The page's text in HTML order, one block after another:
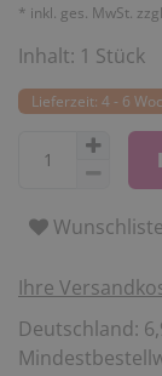
* inkl. ges. MwSt.
Inhalt: 1 Stück
Lieferzeit: 4 - 6
Wunschliste
Ihre
Deutschland: